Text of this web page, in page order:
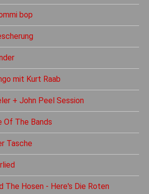
bop
mit Kurt Raab
+ John Peel Session
Of The Bands
Tasche
The Hosen - Here's Die Roten